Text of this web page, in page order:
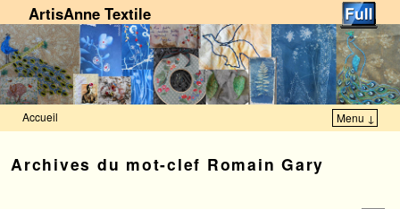
ArtisAnne Textile
Accueil Menu ↓
Archives du mot-clef Romain Gary